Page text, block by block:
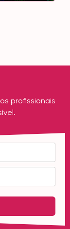
profissionais